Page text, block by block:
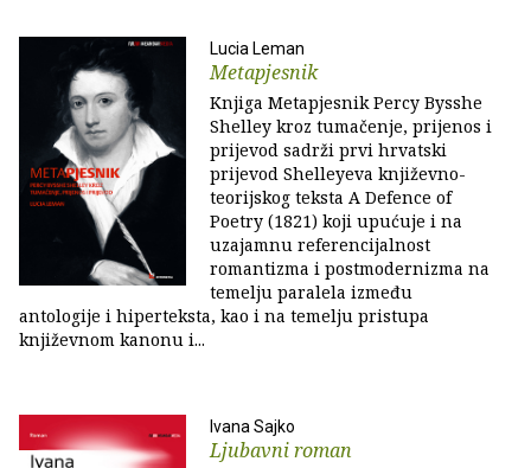
Lucia Leman
Metapjesnik
Knjiga Metapjesnik Percy Bysshe
Shelley kroz tumačenje, prijenos i
prijevod sadrži prvi hrvatski
prijevod Shelleyeva književno-
teorijskog teksta A Defence of
Poetry (1821) koji upućuje i na
uzajamnu referencijalnost
romantizma i postmodernizma na
temelju paralela između
antologije i hiperteksta, kao i na temelju pristupa
književnom kanonu i...
Ivana Sajko
Ljubavni roman